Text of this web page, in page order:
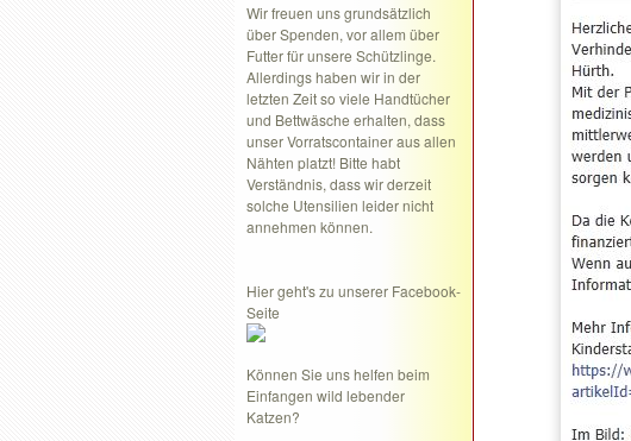
Wir freuen uns grundsätzlich
über Spenden, vor allem über
Futter für unsere Schützlinge.
Allerdings haben wir in der
letzten Zeit so viele Handtücher
und Bettwäsche erhalten, dass
unser Vorratscontainer aus allen
Nähten platzt! Bitte habt
Verständnis, dass wir derzeit
solche Utensilien leider nicht
annehmen können.
Hier geht's zu unserer Facebook-
Seite
Können Sie uns helfen beim
Einfangen wild lebender
Katzen?